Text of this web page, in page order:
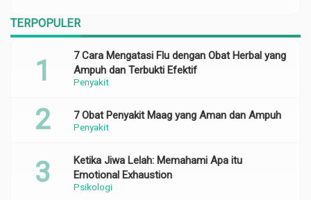
TERPOPULER
Penyakit
7 Cara Mengatasi Flu dengan Obat Herbal yang
Ampuh dan Terbukti Efektif
Penyakit
7 Obat Penyakit Maag yang Aman dan Ampuh
Psikologi
Ketika Jiwa Lelah: Memahami Apa itu
Emotional Exhaustion